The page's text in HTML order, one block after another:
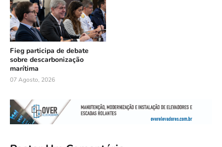
Fieg participa de debate
sobre descarbonização
marítima
07 Agosto, 2026